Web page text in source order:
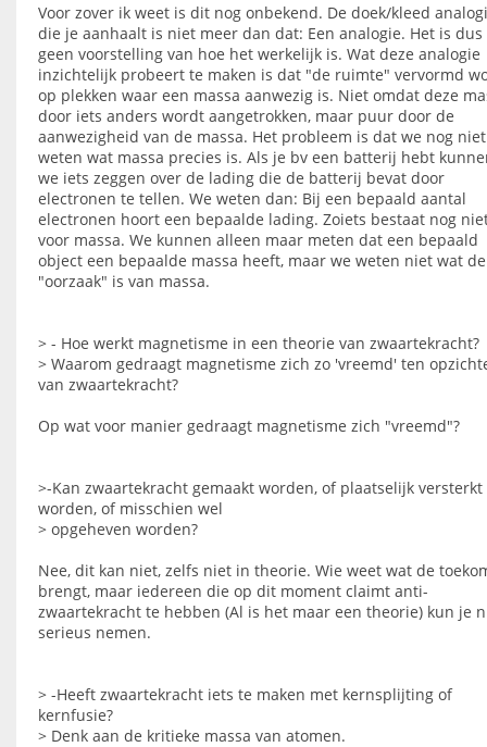
Voor zover ik weet is dit nog onbekend. De doek/kleed
die je aanhaalt is niet meer dan dat: Een analogie. Het is dus
geen voorstelling van hoe het werkelijk is. Wat deze analogie
inzichtelijk probeert te maken is dat "de ruimte" vervormd
op plekken waar een massa aanwezig is. Niet omdat deze
door iets anders wordt aangetrokken, maar puur door de
aanwezigheid van de massa. Het probleem is dat we nog niet
weten wat massa precies is. Als je bv een batterij hebt
we iets zeggen over de lading die de batterij bevat door
electronen te tellen. We weten dan: Bij een bepaald aantal
electronen hoort een bepaalde lading. Zoiets bestaat nog
voor massa. We kunnen alleen maar meten dat een bepaald
object een bepaalde massa heeft, maar we weten niet wat de
"oorzaak" is van massa.
> - Hoe werkt magnetisme in een theorie van zwaartekracht?
> Waarom gedraagt magnetisme zich zo 'vreemd' ten
van zwaartekracht?
Op wat voor manier gedraagt magnetisme zich "vreemd"?
>-Kan zwaartekracht gemaakt worden, of plaatselijk versterkt
worden, of misschien wel
> opgeheven worden?
Nee, dit kan niet, zelfs niet in theorie. Wie weet wat de
brengt, maar iedereen die op dit moment claimt anti-
zwaartekracht te hebben (Al is het maar een theorie) kun je
serieus nemen.
> -Heeft zwaartekracht iets te maken met kernsplijting of
kernfusie?
> Denk aan de kritieke massa van atomen.